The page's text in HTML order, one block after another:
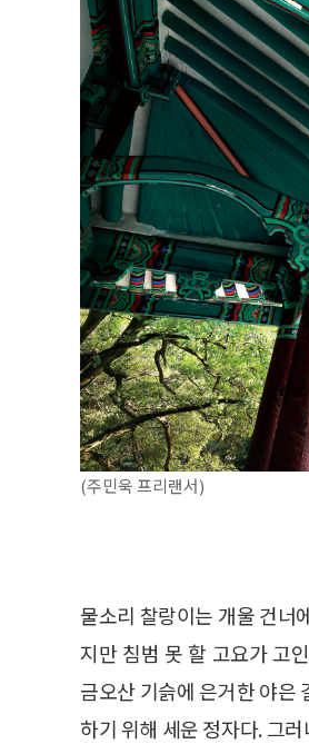
(주민욱 프리랜서)
물소리 찰랑이는 개울 건너
지만 침범 못 할 고요가 고
금오산 기슭에 은거한 야
하기 위해 세운 정자다. 그